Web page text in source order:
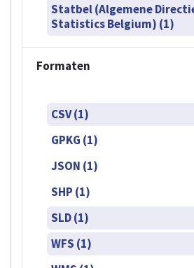
Statbel (Algemene
Statistics Belgium) (1)
Formaten
CSV (1)
GPKG (1)
JSON (1)
SHP (1)
SLD (1)
WFS (1)